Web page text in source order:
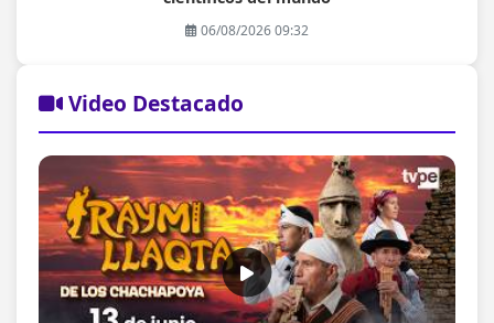
06/08/2026 09:32
Video Destacado